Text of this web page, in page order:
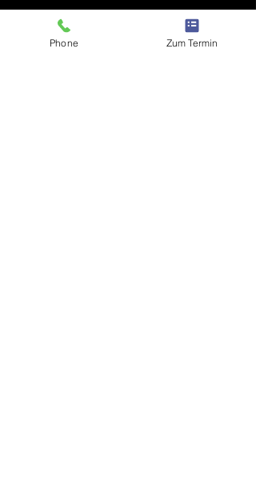
JETZT ANMELDEN
Phone Zum Termin